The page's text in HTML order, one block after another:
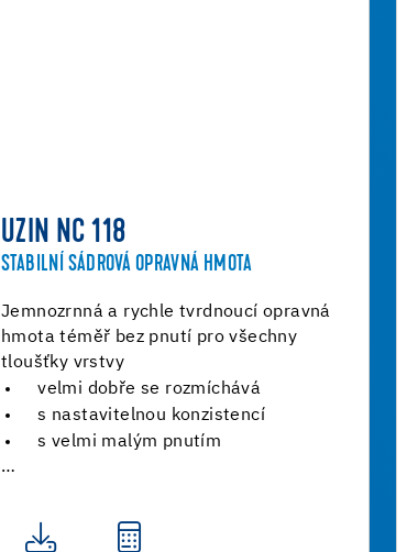
UZIN NC 118
STABILNÍ SÁDROVÁ OPRAVNÁ HMOTA
Jemnozrnná a rychle tvrdnoucí opravná
hmota téměř bez pnutí pro všechny
tloušťky vrstvy
velmi dobře se rozmíchává
s nastavitelnou konzistencí
s velmi malým pnutím
…